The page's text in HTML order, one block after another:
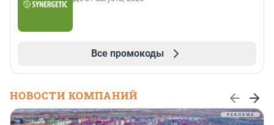
Все промокоды
НОВОСТИ КОМПАНИЙ